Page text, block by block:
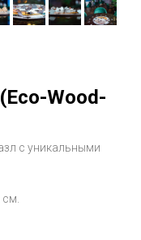
Wood-
с уникальными